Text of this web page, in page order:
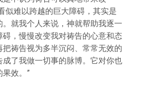
似难以跨越的巨大障碍，其实是
。就我个人来说，神就帮助我逐一
碍，慢慢改变我对祷告的心意和态
把祷告视为多半沉闷、常常无效的
成了我做一切事的脉博。它对你也
效。”